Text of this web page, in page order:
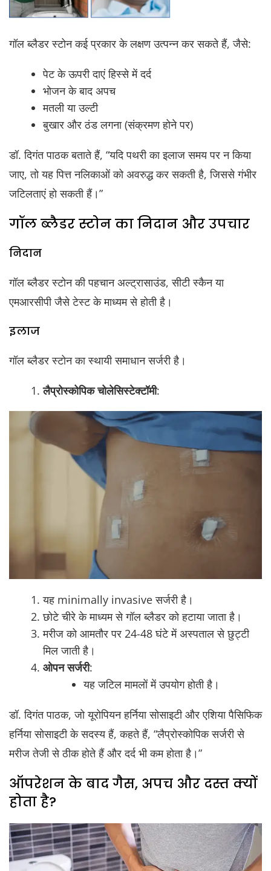
गॉल ब्लैडर स्टोन कई प्रकार के लक्षण उत्पन्न कर सकते हैं, जैसे:
पेट के ऊपरी दाएं हिस्से में दर्द
भोजन के बाद अपच
मतली या उल्टी
बुखार और ठंड लगना (संक्रमण होने पर)
डॉ. दिगंत पाठक बताते हैं, “यदि पथरी का इलाज समय पर न किया
जाए, तो यह पित्त नलिकाओं को अवरुद्ध कर सकती है, जिससे गंभीर
जटिलताएं हो सकती हैं।”
गॉल ब्लैडर स्टोन का निदान और उपचार
निदान
गॉल ब्लैडर स्टोन की पहचान अल्ट्रासाउंड, सीटी स्कैन या
एमआरसीपी जैसे टेस्ट के माध्यम से होती है।
इलाज
गॉल ब्लैडर स्टोन का स्थायी समाधान सर्जरी है।
लैप्रोस्कोपिक चोलेसिस्टेक्टॉमी:
यह minimally invasive सर्जरी है।
छोटे चीरे के माध्यम से गॉल ब्लैडर को हटाया जाता है।
मरीज को आमतौर पर 24-48 घंटे में अस्पताल से छुट्टी
मिल जाती है।
ओपन सर्जरी:
यह जटिल मामलों में उपयोग होती है।
डॉ. दिगंत पाठक, जो यूरोपियन हर्निया सोसाइटी और एशिया पैसिफिक
हर्निया सोसाइटी के सदस्य हैं, कहते हैं, “लैप्रोस्कोपिक सर्जरी से
मरीज तेजी से ठीक होते हैं और दर्द भी कम होता है।”
ऑपरेशन के बाद गैस, अपच और दस्त क्यों
होता है?